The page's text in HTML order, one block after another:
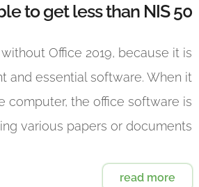
to get less than NIS 50?
Office 2019, because it is
and essential software. When it
computer, the office software is
various papers or documents.
read more